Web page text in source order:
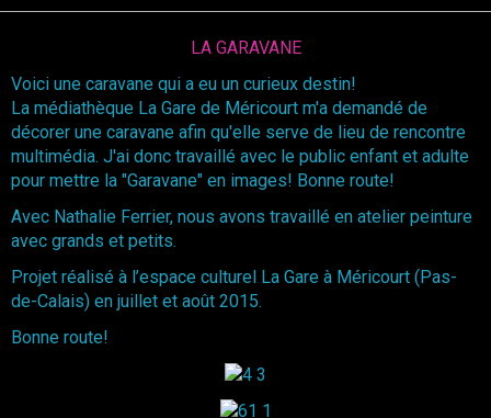
LA GARAVANE
Voici une caravane qui a eu un curieux destin!
La médiathèque La Gare de Méricourt m'a demandé de
décorer une caravane afin qu'elle serve de lieu de rencontre
multimédia. J'ai donc travaillé avec le public enfant et adulte
pour mettre la "Garavane" en images! Bonne route!
Avec Nathalie Ferrier, nous avons travaillé en atelier peinture
avec grands et petits.
Projet réalisé à l’espace culturel La Gare à Méricourt (Pas-
de-Calais) en juillet et août 2015.
Bonne route!